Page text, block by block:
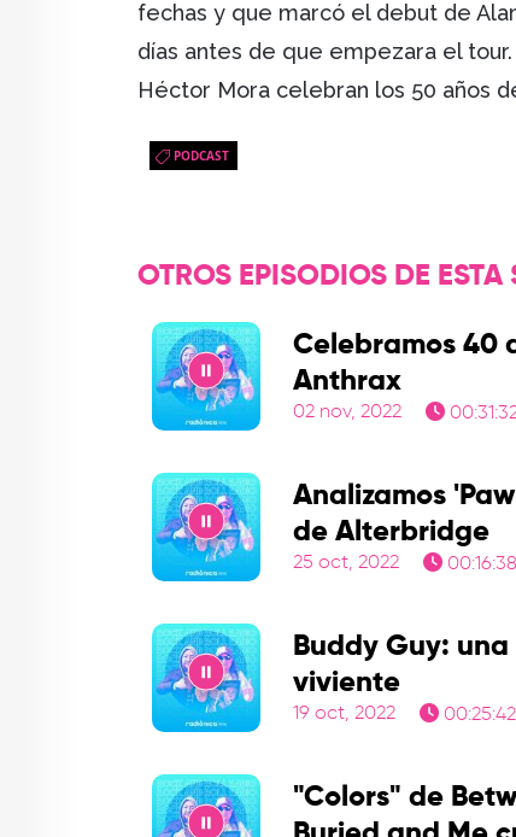
fechas y que marcó el debut de
días antes de que empezara el
Héctor Mora celebran los 50 años
PODCAST
OTROS EPISODIOS DE ESTA
Play
Celebramos 40
Anthrax
02 nov, 2022
Play
Analizamos
de Alterbridge
25 oct, 2022 00:16:38
Play
Buddy Guy:
viviente
19 oct, 2022 00:25:42
"Colors" de